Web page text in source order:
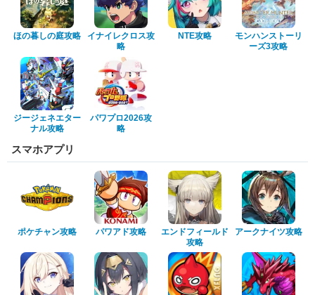
ほの暮しの庭攻略
イナイレクロス攻
略
NTE攻略
モンハンストーリ
ーズ3攻略
ジージェネエター
ナル攻略
パワプロ2026攻
略
スマホアプリ
ポケチャン攻略 パワアド攻略
エンドフィールド
攻略
アークナイツ攻略